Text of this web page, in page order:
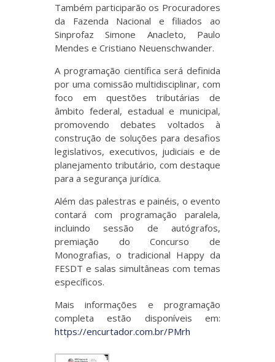
Também participarão os Procuradores
da Fazenda Nacional e filiados ao
Sinprofaz Simone Anacleto, Paulo
Mendes e Cristiano Neuenschwander.
A programação científica será definida
por uma comissão multidisciplinar, com
foco em questões tributárias de
âmbito federal, estadual e municipal,
promovendo debates voltados à
construção de soluções para desafios
legislativos, executivos, judiciais e de
planejamento tributário, com destaque
para a segurança jurídica.
Além das palestras e painéis, o evento
contará com programação paralela,
incluindo sessão de autógrafos,
premiação do Concurso de
Monografias, o tradicional Happy da
FESDT e salas simultâneas com temas
específicos.
Mais informações e programação
completa estão disponíveis em:
https://encurtador.com.br/PMrh